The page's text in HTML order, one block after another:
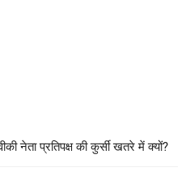
नेता प्रतिपक्ष की कुर्सी खतरे में क्यों?